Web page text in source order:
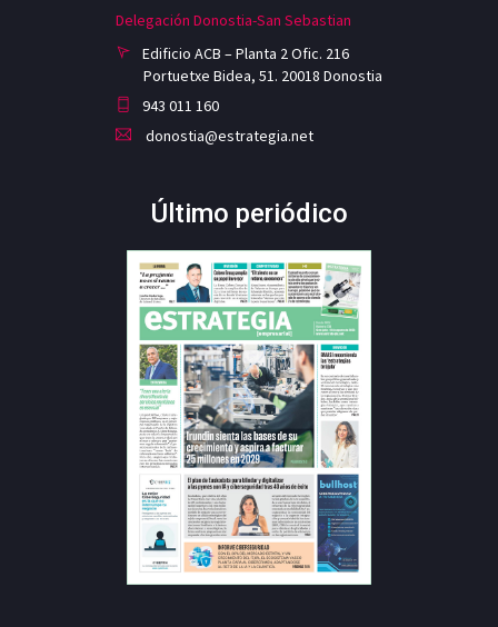
Delegación Donostia-San Sebastian
Edificio ACB – Planta 2 Ofic. 216
Portuetxe Bidea, 51. 20018 Donostia
943 011 160
donostia@estrategia.net
Último periódico